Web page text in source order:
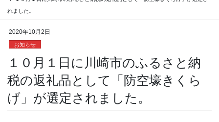
れました。
2020年10月2日
お知らせ
１０月１日に川崎市のふるさと納
税の返礼品として「防空壕きくら
げ」が選定されました。